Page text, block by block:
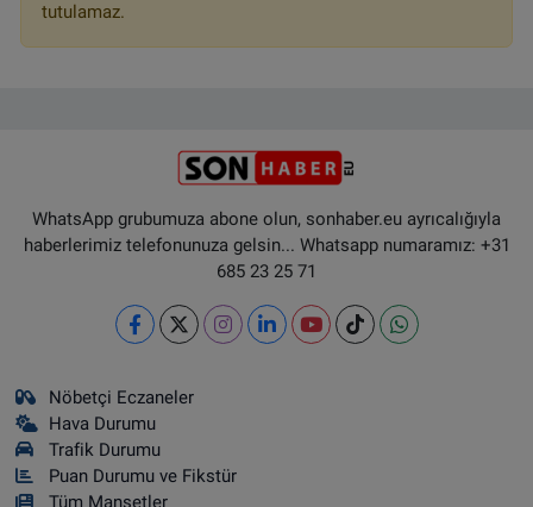
tutulamaz.
WhatsApp grubumuza abone olun, sonhaber.eu ayrıcalığıyla
haberlerimiz telefonunuza gelsin... Whatsapp numaramız: +31
685 23 25 71
Nöbetçi Eczaneler
Hava Durumu
Trafik Durumu
Puan Durumu ve Fikstür
Tüm Manşetler